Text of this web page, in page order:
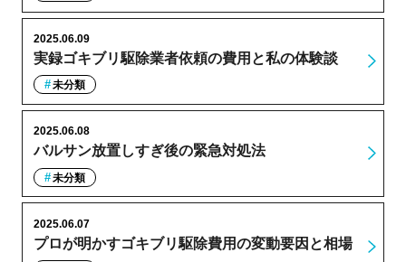
実録ゴキブリ駆除業者依頼の費用と私の体験談
2025.06.09
未分類
バルサン放置しすぎ後の緊急対処法
2025.06.08
未分類
プロが明かすゴキブリ駆除費用の変動要因と相場
2025.06.07